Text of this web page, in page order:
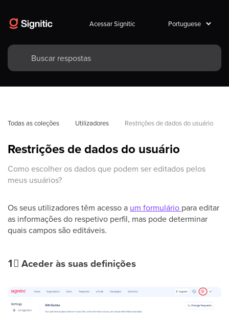
Acessar Signitic
Todas as coleções Utilizadores Restrições de dados do usuário
Restrições de dados do usuário
Como escolher os dados que podem ser editados pelos
meus usuários?
Os seus utilizadores têm acesso a um formulário para editar
as informações do respetivo perfil, mas pode determinar
quais campos são editáveis.
1⃣ Aceder às suas definições